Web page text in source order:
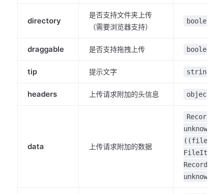
directory
是否支持文件夹上传
（需要浏览器支持）
boolean
draggable 是否支持拖拽上传 boolean
tip 提示文字 string
headers 上传请求附加的头信息 object
data 上传请求附加的数据
unknown>|
FileItem)
unknown>)